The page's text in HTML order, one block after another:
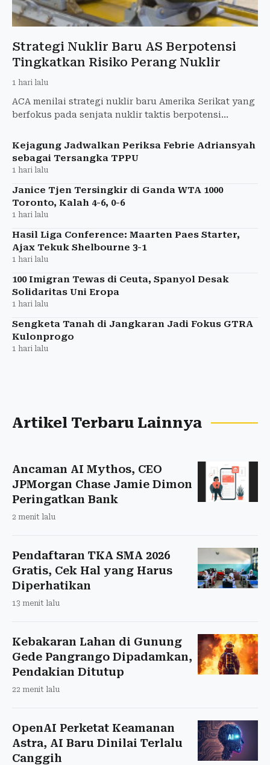
Strategi Nuklir Baru AS Berpotensi
Tingkatkan Risiko Perang Nuklir
1 hari lalu
ACA menilai strategi nuklir baru Amerika Serikat yang
berfokus pada senjata nuklir taktis berpotensi
Kejagung Jadwalkan Periksa Febrie Adriansyah
sebagai Tersangka TPPU
1 hari lalu
Janice Tjen Tersingkir di Ganda WTA 1000
Toronto, Kalah 4-6, 0-6
1 hari lalu
Hasil Liga Conference: Maarten Paes Starter,
Ajax Tekuk Shelbourne 3-1
1 hari lalu
100 Imigran Tewas di Ceuta, Spanyol Desak
Solidaritas Uni Eropa
1 hari lalu
Sengketa Tanah di Jangkaran Jadi Fokus GTRA
Kulonprogo
1 hari lalu
Artikel Terbaru Lainnya
Ancaman AI Mythos, CEO
JPMorgan Chase Jamie Dimon
Peringatkan Bank
2 menit lalu
Pendaftaran TKA SMA 2026
Gratis, Cek Hal yang Harus
Diperhatikan
13 menit lalu
Kebakaran Lahan di Gunung
Gede Pangrango Dipadamkan,
Pendakian Ditutup
22 menit lalu
OpenAI Perketat Keamanan
Astra, AI Baru Dinilai Terlalu
Canggih